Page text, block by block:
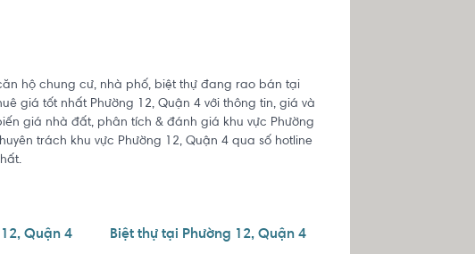
hộ chung cư, nhà phố, biệt thự đang rao bán tại
giá tốt nhất Phường 12, Quận 4 với thông tin, giá và
giá nhà đất, phân tích & đánh giá khu vực Phường
trách khu vực Phường 12, Quận 4 qua số hotline
Quận 4
Biệt thự tại Phường 12, Quận 4